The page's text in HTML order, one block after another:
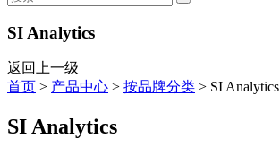
SI Analytics
返回上一级
首页 > 产品中心 > 按品牌分类 > SI Analytics
SI Analytics